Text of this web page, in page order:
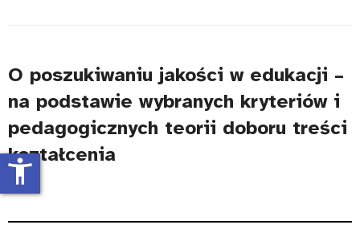
O poszukiwaniu jakości w edukacji –
na podstawie wybranych kryteriów i
pedagogicznych teorii doboru treści
kształcenia
accessibility_new